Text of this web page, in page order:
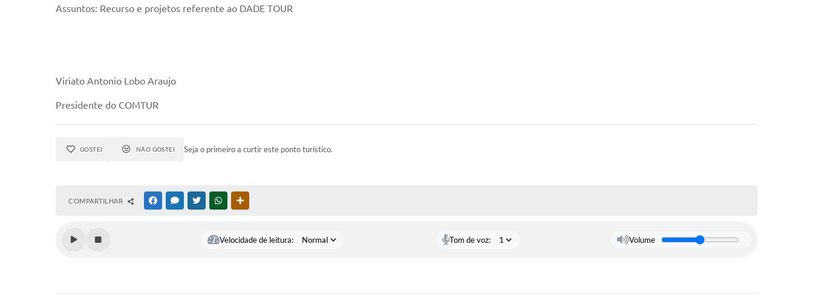
Assuntos: Recurso e projetos referente ao DADE TOUR
Viriato Antonio Lobo Araujo
Presidente do COMTUR
GOSTEI NÃO GOSTEI Seja o primeiro a curtir este ponto turístico.
COMPARTILHAR FACEBOOKMESSENGER
TWITTERWHATSAPP
Velocidade de leitura: Tom de voz: Volume